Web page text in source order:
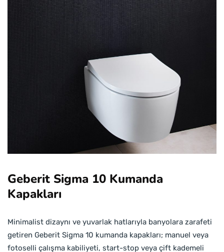
Geberit Sigma 10 Kumanda
Kapakları
Minimalist dizaynı ve yuvarlak hatlarıyla banyolara zarafeti
getiren Geberit Sigma 10 kumanda kapakları; manuel veya
fotoselli çalışma kabiliyeti, start-stop veya çift kademeli